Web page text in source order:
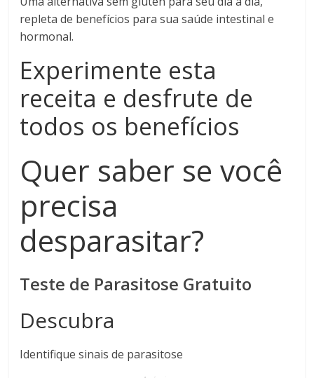
repleta de benefícios para sua saúde intestinal e
hormonal.
Experimente esta
receita e desfrute de
todos os benefícios
Quer saber se você
precisa
desparasitar?
Teste de Parasitose Gratuito
Descubra
Identifique sinais de parasitose